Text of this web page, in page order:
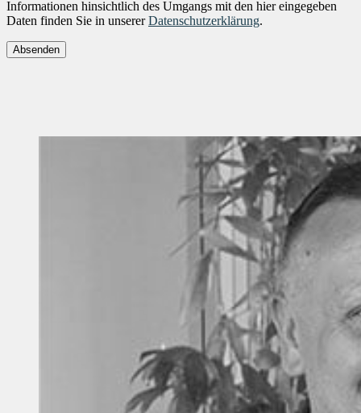
Informationen hinsichtlich des Umgangs mit den hier eingegeben
Daten finden Sie in unsererDatenschutzerklärung.